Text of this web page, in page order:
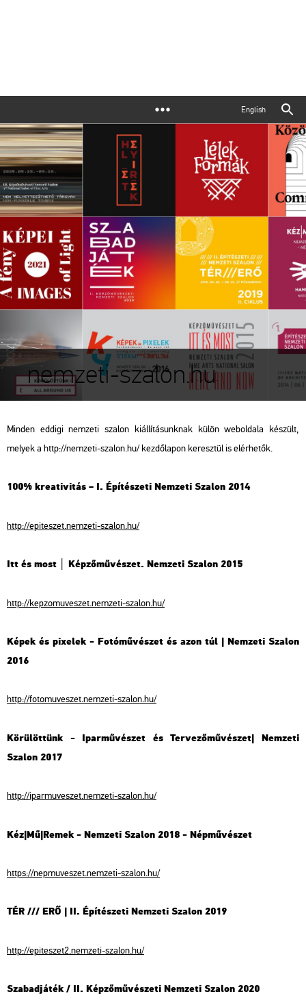
English
nemzeti-szalon.hu
Minden eddigi nemzeti szalon kiállításunknak külön weboldala készült,
melyek a http://nemzeti-szalon.hu/kezdőlapon keresztül is elérhetők.
100% kreativitás – I. Építészeti Nemzeti Szalon 2014
http://epiteszet.nemzeti-szalon.hu/
Itt és most │ Képzőművészet. Nemzeti Szalon 2015
http://kepzomuveszet.nemzeti-szalon.hu/
Képek és pixelek - Fotóművészet és azon túl | Nemzeti Szalon
2016
http://fotomuveszet.nemzeti-szalon.hu/
Körülöttünk - Iparművészet és Tervezőművészet| Nemzeti
Szalon 2017
http://iparmuveszet.nemzeti-szalon.hu/
Kéz|Mű|Remek - Nemzeti Szalon 2018 - Népművészet
https://nepmuveszet.nemzeti-szalon.hu/
TÉR /// ERŐ | II. Építészeti Nemzeti Szalon 2019
http://epiteszet2.nemzeti-szalon.hu/
Szabadjáték / II. Képzőművészeti Nemzeti Szalon 2020